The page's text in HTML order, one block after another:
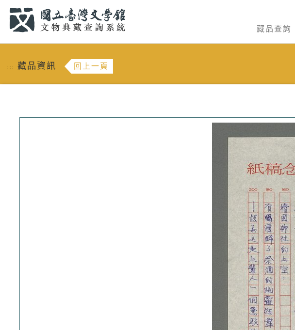
藏品查詢
::: 藏品資訊 回上一頁